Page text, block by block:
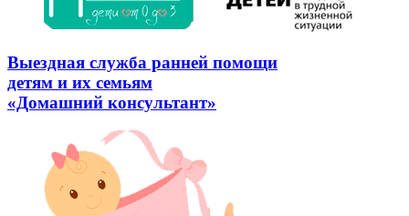
Выездная служба ранней помощи
детям и их семьям
«Домашний консультант»